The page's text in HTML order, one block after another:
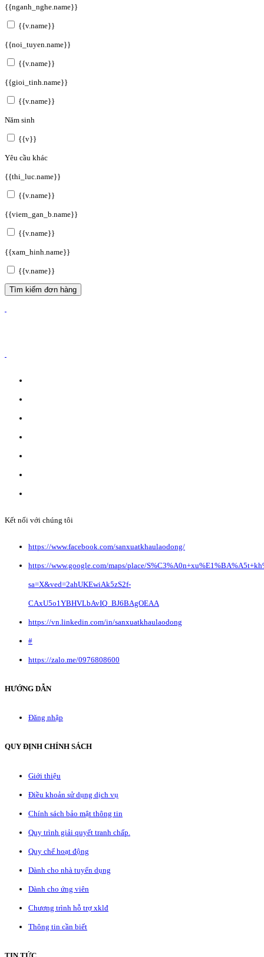
{{nganh_nghe.name}}
{{v.name}}
{{noi_tuyen.name}}
{{v.name}}
{{gioi_tinh.name}}
{{v.name}}
Năm sinh
{{v}}
Yêu cầu khác
{{thi_luc.name}}
{{v.name}}
{{viem_gan_b.name}}
{{v.name}}
{{xam_hinh.name}}
{{v.name}}
Tìm kiếm đơn hàng
Kết nối với chúng tôi
https://www.facebook.com/sanxuatkhaulaodong/
https://www.google.com/maps/place/
sa=X&ved=2ahUKEwiAk5zS2f-
CAxU5o1YBHVLbAvIQ_BJ6BAgOEAA
https://vn.linkedin.com/in/sanxuatkhaulaodong
#
https://zalo.me/0976808600
HƯỚNG DẪN
Đăng nhập
QUY ĐỊNH CHÍNH SÁCH
Giới thiệu
Điều khoản sử dụng dịch vụ
Chính sách bảo mật thông tin
Quy trình giải quyết tranh chấp.
Quy chế hoạt động
Dành cho nhà tuyển dụng
Dành cho ứng viên
Chương trình hỗ trợ xklđ
Thông tin cần biết